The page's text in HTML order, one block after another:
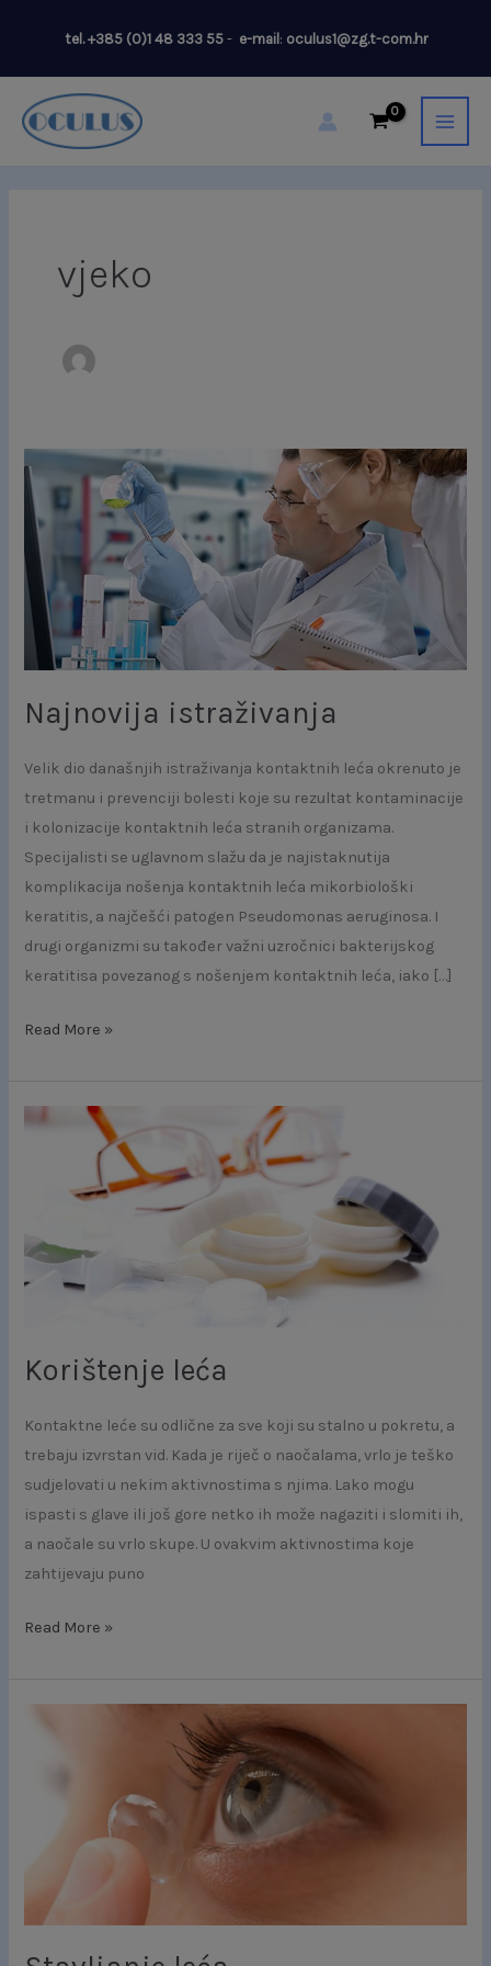
content
tel.+385 (0)1 48 333 55- e-mail: oculus1@zg.t-com.hr
vjeko
Najnovija istraživanja
Velik dio današnjih istraživanja kontaktnih leća okrenuto je
tretmanu i prevenciji bolesti koje su rezultat kontaminacije
i kolonizacije kontaktnih leća stranih organizama.
Specijalisti se uglavnom slažu da je najistaknutija
komplikacija nošenja kontaktnih leća mikorbiološki
keratitis, a najčešći patogen Pseudomonas aeruginosa. I
drugi organizmi su također važni uzročnici bakterijskog
keratitisa povezanog s nošenjem kontaktnih leća, iako […]
Najnovija
istraživanja
Read More »
Korištenje leća
Kontaktne leće su odlične za sve koji su stalno u pokretu, a
trebaju izvrstan vid. Kada je riječ o naočalama, vrlo je teško
sudjelovati u nekim aktivnostima s njima. Lako mogu
ispasti s glave ili još gore netko ih može nagaziti i slomiti ih,
a naočale su vrlo skupe. U ovakvim aktivnostima koje
zahtijevaju puno
Korištenje
Read More »